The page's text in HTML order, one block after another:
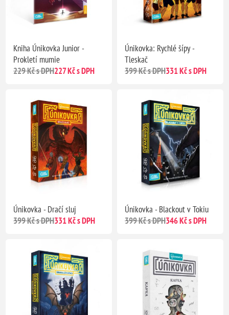
Kniha Únikovka Junior -
Prokletí mumie
229 Kč s DPH227 Kč s DPH
Únikovka: Rychlé šípy -
Tleskač
399 Kč s DPH331 Kč s DPH
Únikovka - Dračí sluj
399 Kč s DPH331 Kč s DPH
Únikovka - Blackout v Tokiu
399 Kč s DPH346 Kč s DPH